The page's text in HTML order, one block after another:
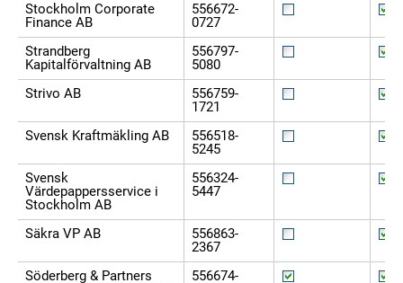
Stockholm Corporate
Finance AB
556672-
0727
Strandberg
Kapitalförvaltning AB
556797-
5080
Strivo AB
556759-
1721
Svensk Kraftmäkling AB
556518-
5245
Svensk
Värdepappersservice i
Stockholm AB
556324-
5447
Säkra VP AB
556863-
2367
Söderberg & Partners
556674-